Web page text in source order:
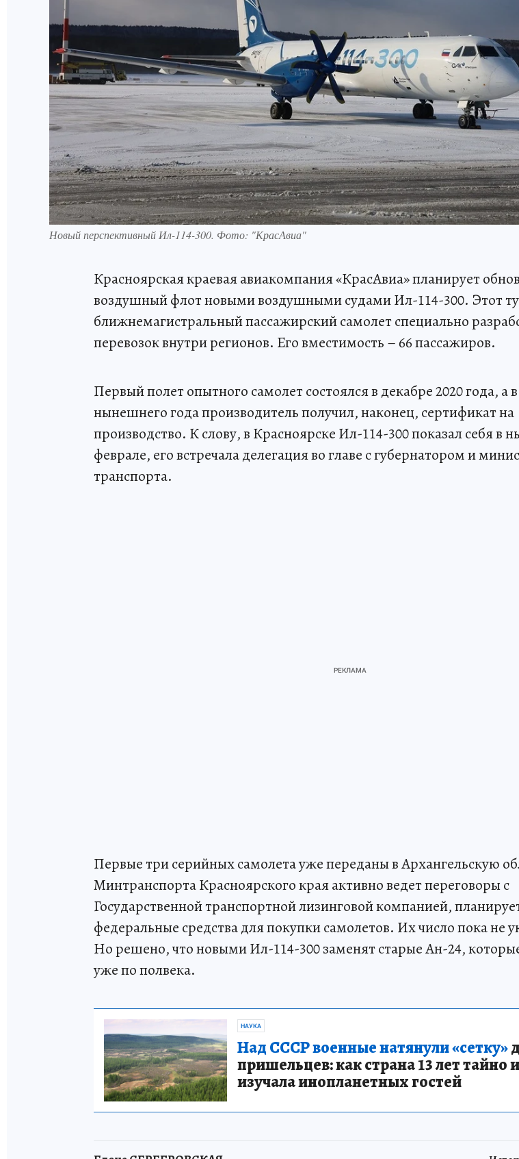
Новый перспективный Ил-114-300. Фото: "КрасАвиа"
Красноярская краевая авиакомпания «КрасАвиа» планирует
воздушный флот новыми воздушными судами Ил-114-300. Этот
ближнемагистральный пассажирский самолет специально
перевозок внутри регионов. Его вместимость – 66 пассажиров.
Первый полет опытного самолет состоялся в декабре 2020 года, а
нынешнего года производитель получил, наконец, сертификат на
производство. К слову, в Красноярске Ил-114-300 показал себя в
феврале, его встречала делегация во главе с губернатором и
транспорта.
Первые три серийных самолета уже переданы в Архангельскую
Минтранспорта Красноярского края активно ведет переговоры с
Государственной транспортной лизинговой компанией,
федеральные средства для покупки самолетов. Их число пока не
Но решено, что новыми Ил-114-300 заменят старые Ан-24,
уже по полвека.
НАУКА
Над СССР военные натянули «сетку»
пришельцев: как страна 13 лет тайно
изучала инопланетных гостей